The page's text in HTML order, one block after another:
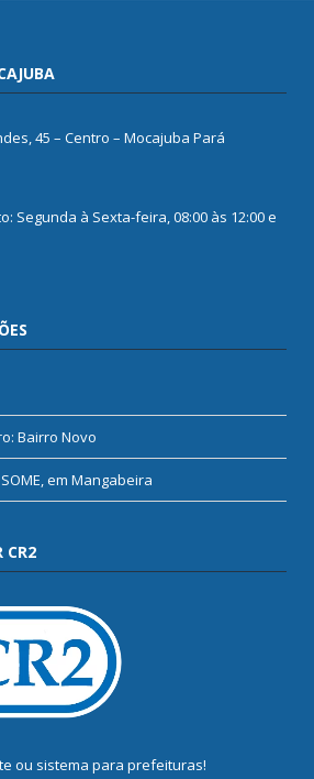
45 – Centro – Mocajuba Pará
Segunda à Sexta-feira, 08:00 às 12:00 e
Bairro Novo
em Mangabeira
CR2
ou sistema para prefeituras!